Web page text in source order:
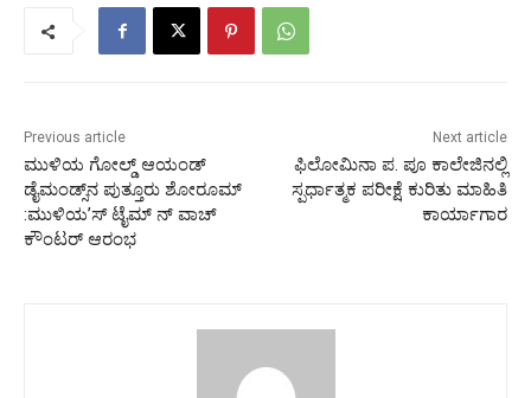
Previous article
ಮುಳಿಯ ಗೋಲ್ಡ್ ಆಯಂಡ್
ಡೈಮಂಡ್ಸ್‌ನ ಪುತ್ತೂರು ಶೋರೂಮ್
:ಮುಳಿಯ’ಸ್ ಟೈಮ್ ನ್ ವಾಚ್
ಕೌಂಟರ್ ಆರಂಭ
Next article
ಫಿಲೋಮಿನಾ ಪ. ಪೂ ಕಾಲೇಜಿನಲ್ಲಿ
ಸ್ಪರ್ಧಾತ್ಮಕ ಪರೀಕ್ಷೆ ಕುರಿತು ಮಾಹಿತಿ
ಕಾರ್ಯಾಗಾರ